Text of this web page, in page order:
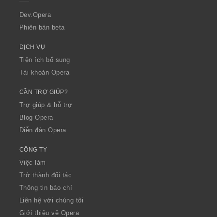
a
Dev.Opera
Phiên bản beta
DỊCH VỤ
Tiện ích bổ sung
Tài khoản Opera
CẦN TRỢ GIÚP?
Trợ giúp & hỗ trợ
Blog Opera
Diễn đàn Opera
CÔNG TY
Việc làm
Trở thành đối tác
Thông tin báo chí
Liên hệ với chúng tôi
Giới thiệu về Opera